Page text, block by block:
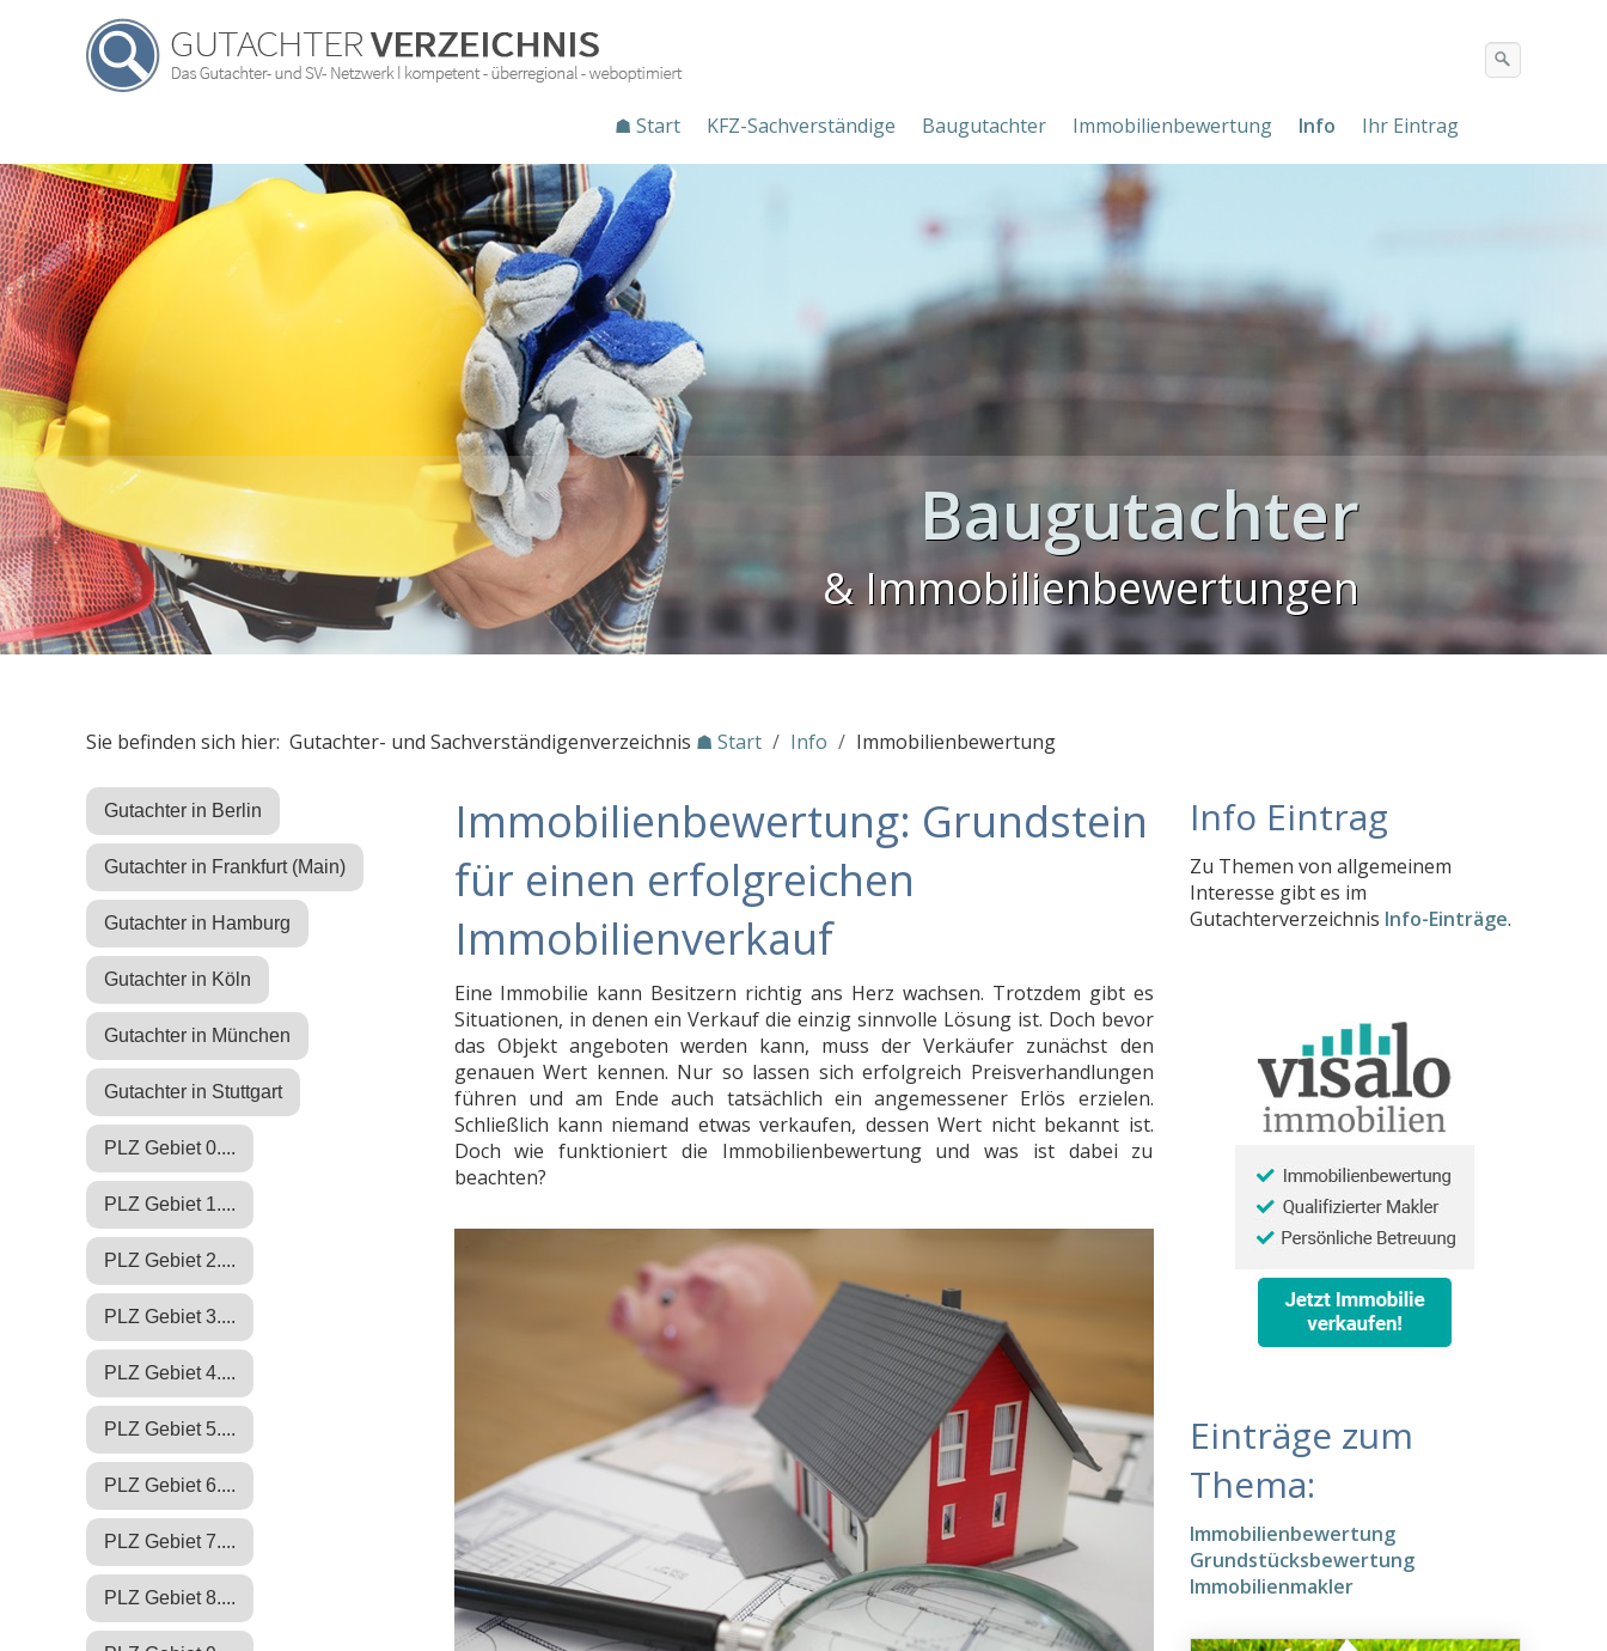
☗ Start KFZ-Sachverständige Baugutachter Immobilienbewertung Info Ihr Eintrag
Baugutachter
& Immobilienbewertungen
Sie befinden sich hier: Gutachter- und Sachverständigenverzeichnis ☗ Start / Info / Immobilienbewertung
Gutachter in Berlin
Gutachter in Frankfurt (Main)
Gutachter in Hamburg
Gutachter in Köln
Gutachter in München
Gutachter in Stuttgart
PLZ Gebiet 0....
PLZ Gebiet 1....
PLZ Gebiet 2....
PLZ Gebiet 3....
PLZ Gebiet 4....
PLZ Gebiet 5....
PLZ Gebiet 6....
PLZ Gebiet 7....
PLZ Gebiet 8....
Immobilienbewertung: Grundstein
für einen erfolgreichen
Immobilienverkauf
Eine Immobilie kann Besitzern richtig ans Herz wachsen. Trotzdem gibt es
Situationen, in denen ein Verkauf die einzig sinnvolle Lösung ist. Doch bevor
das Objekt angeboten werden kann, muss der Verkäufer zunächst den
genauen Wert kennen. Nur so lassen sich erfolgreich Preisverhandlungen
führen und am Ende auch tatsächlich ein angemessener Erlös erzielen.
Schließlich kann niemand etwas verkaufen, dessen Wert nicht bekannt ist.
Doch wie funktioniert die Immobilienbewertung und was ist dabei zu
beachten?
Info Eintrag
Zu Themen von allgemeinem
Interesse gibt es im
Gutachterverzeichnis Info-Einträge.
Einträge zum
Thema:
Immobilienbewertung
Grundstücksbewertung
Immobilienmakler